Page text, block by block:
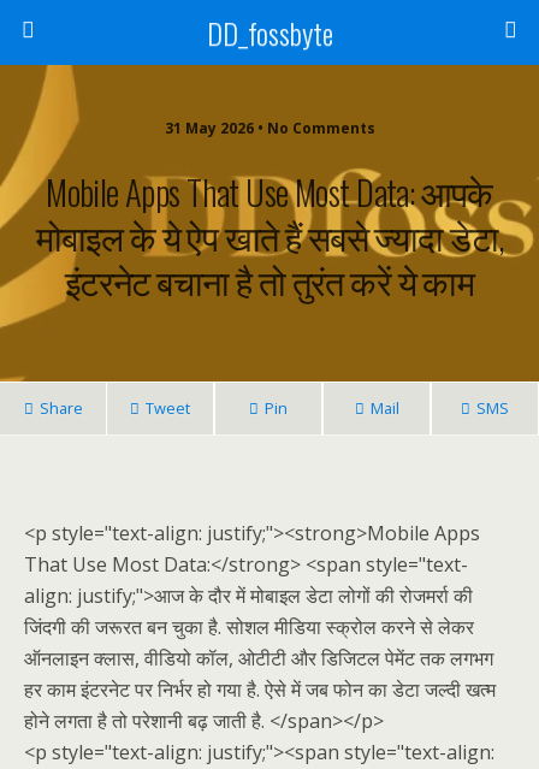
DD_fossbyte
31 May 2026 • No Comments
Mobile Apps That Use Most Data: आपके
मोबाइल के ये ऐप खाते हैं सबसे ज्यादा डेटा,
इंटरनेट बचाना है तो तुरंत करें ये काम
Share Tweet Pin Mail SMS
<p style="text-align: justify;"><strong>Mobile Apps
That Use Most Data:</strong> <span style="text-
align: justify;">आज के दौर में मोबाइल डेटा लोगों की रोजमर्रा की
जिंदगी की जरूरत बन चुका है. सोशल मीडिया स्क्रोल करने से लेकर
ऑनलाइन क्लास, वीडियो कॉल, ओटीटी और डिजिटल पेमेंट तक लगभग
हर काम इंटरनेट पर निर्भर हो गया है. ऐसे में जब फोन का डेटा जल्दी खत्म
होने लगता है तो परेशानी बढ़ जाती है. </span></p>
<p style="text-align: justify;"><span style="text-align: